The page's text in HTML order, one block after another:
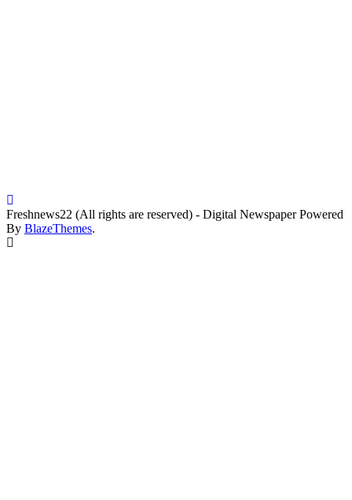
Freshnews22 (All rights are reserved) - Digital Newspaper Powered
By BlazeThemes.